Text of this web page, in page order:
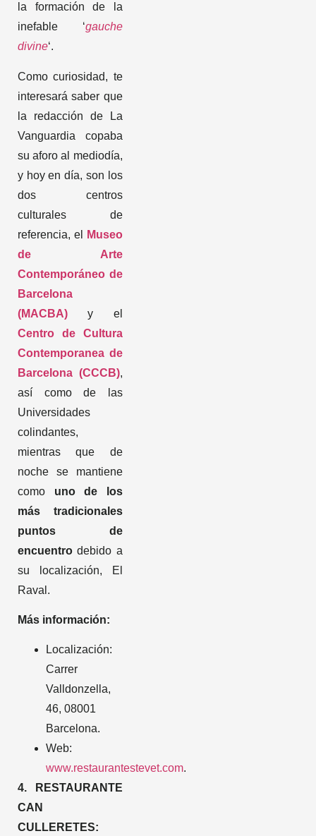
la formación de la
inefable ‘gauche
divine‘.
Como curiosidad, te
interesará saber que
la redacción de La
Vanguardia copaba
su aforo al mediodía,
y hoy en día, son los
dos centros
culturales de
referencia, el
Museo
de Arte
Contemporáneo de
Barcelona
(MACBA) y el
Centro de Cultura
Contemporanea de
Barcelona (CCCB),
así como de las
Universidades
colindantes,
mientras que de
noche se mantiene
como uno de los
más tradicionales
puntos de
encuentro debido a
su localización, El
Raval.
Más información:
Localización:
Carrer
Valldonzella,
46, 08001
Barcelona.
Web:
www.restaurantestevet.com.
4. RESTAURANTE
CAN
CULLERETES: